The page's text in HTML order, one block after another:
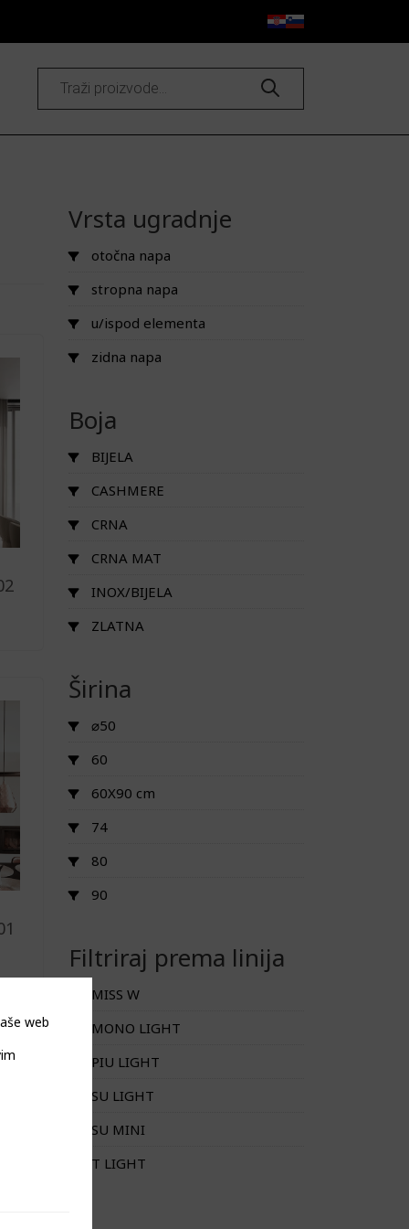
Products
search
Vrsta ugradnje
otočna napa
stropna napa
u/ispod elementa
zidna napa
Boja
BIJELA
CASHMERE
CRNA
CRNA MAT
INOX/BIJELA
ZLATNA
Širina
⌀50
60
60X90 cm
74
80
90
Filtriraj prema linija
MISS W
MONO LIGHT
PIU LIGHT
SU LIGHT
SU MINI
T LIGHT
web